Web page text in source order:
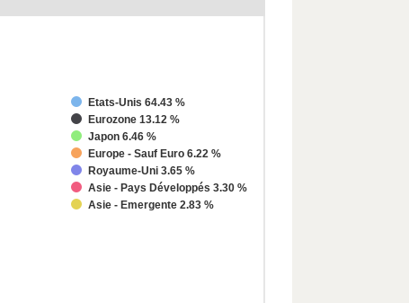
Etats-Unis 64.43 %
Eurozone 13.12 %
Japon 6.46 %
Europe - Sauf Euro 6.22 %
Royaume-Uni 3.65 %
Asie - Pays Développés 3.30 %
Asie - Emergente 2.83 %